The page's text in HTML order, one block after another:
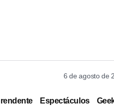
6 de agosto de
Espectáculos